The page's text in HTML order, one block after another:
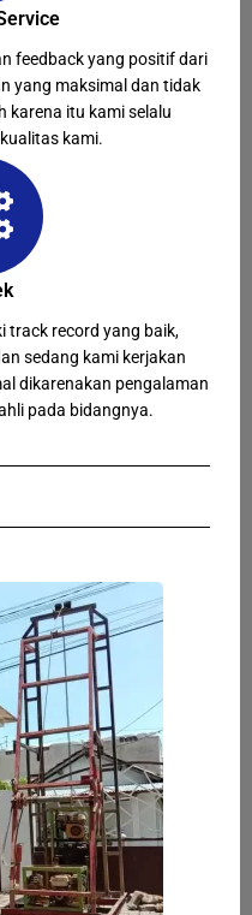
feedback yang positif dari
yang maksimal dan tidak
karena itu kami selalu
kami.
track record yang baik,
sedang kami kerjakan
dikarenakan pengalaman
pada bidangnya.